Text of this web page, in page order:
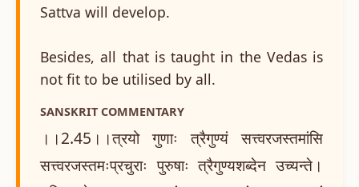
Sattva will develop.
Besides, all that is taught in the Vedas is
not fit to be utilised by all.
SANSKRIT COMMENTARY
।।2.45।।त्रयो गुणाः त्रैगुण्यं सत्त्वरजस्तमांसि
सत्त्वरजस्तमःप्रचुराः पुरुषाः त्रैगुण्यशब्देन उच्यन्ते।